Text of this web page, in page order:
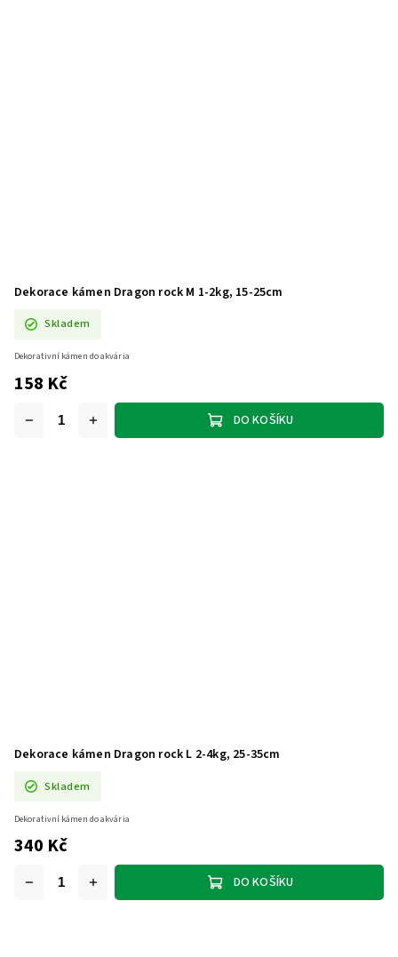
Dekorace kámen Dragon rock M 1-2kg, 15-25cm
Skladem
158 Kč
DO KOŠÍKU
Dekorativní kámen do akvária
Dekorace kámen Dragon rock L 2-4kg, 25-35cm
Skladem
340 Kč
DO KOŠÍKU
Dekorativní kámen do akvária